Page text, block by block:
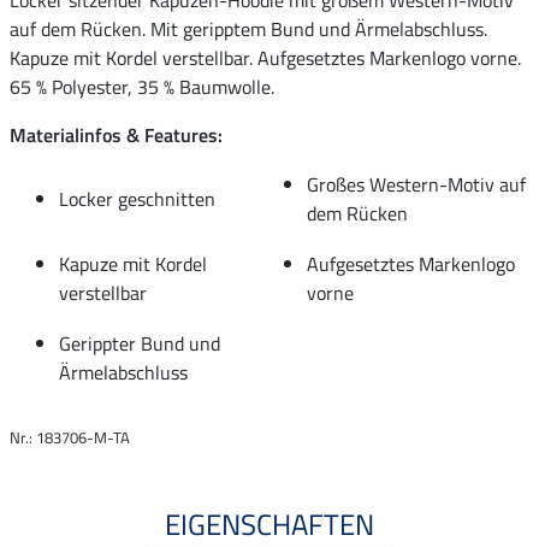
auf dem Rücken. Mit geripptem Bund und Ärmelabschluss.
Kapuze mit Kordel verstellbar. Aufgesetztes Markenlogo vorne.
65 % Polyester, 35 % Baumwolle.
Materialinfos & Features:
Locker geschnitten
Großes Western-Motiv auf
dem Rücken
Kapuze mit Kordel
verstellbar
Aufgesetztes Markenlogo
vorne
Gerippter Bund und
Ärmelabschluss
Nr.: 183706-M-TA
EIGENSCHAFTEN